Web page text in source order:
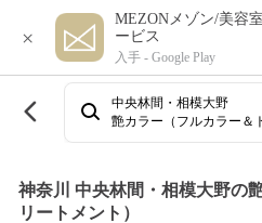
×
MEZONメゾン/美容
ービス
入手 - Google Play
中央林間・相模大野
艶カラー（フルカラー＆
神奈川 中央林間・相模大野の
リートメント）